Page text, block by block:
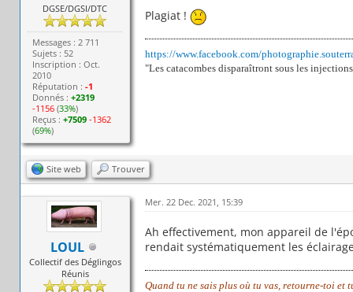
DGSE/DGSI/DTC
Messages : 2 711
Sujets : 52
Inscription : Oct.
2010
Réputation :-1
Donnés :+2319
-1156 (33%)
Reçus :+7509 -1362
(69%)
Plagiat !
https://www.facebook.com/
"Les catacombes disparaîtront sous les
Site web Trouver
LOUL
Collectif des Déglingos
Réunis
Mer. 22 Dec. 2021, 15:39
Ah effectivement, mon appareil de
rendait systématiquement les
Quand tu ne sais plus où tu vas, retourne-toi